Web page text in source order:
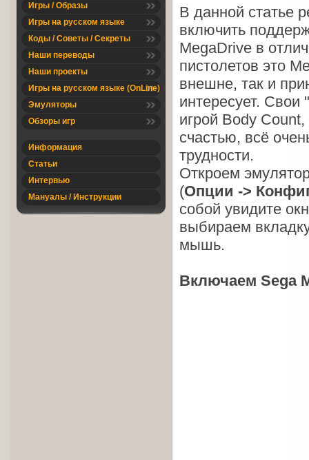
Игры / Образы
Игры на русском языке
Коды / Советы / Секреты
Наши переводы
Наши проекты
Игры на русском языке (OnLine)
Эмуляторы
Обзоры игр
Информация
Статьи
Интервью
Мануалы / Инструкции
В данной статье
включить
MegaDrive в
пистолетов это
внешне, так и
интересует.
игрой Body
счастью, всё
трудности.
Откроем
(Опции ->
собой увидите
выбираем
мышь.
Включаем Sega